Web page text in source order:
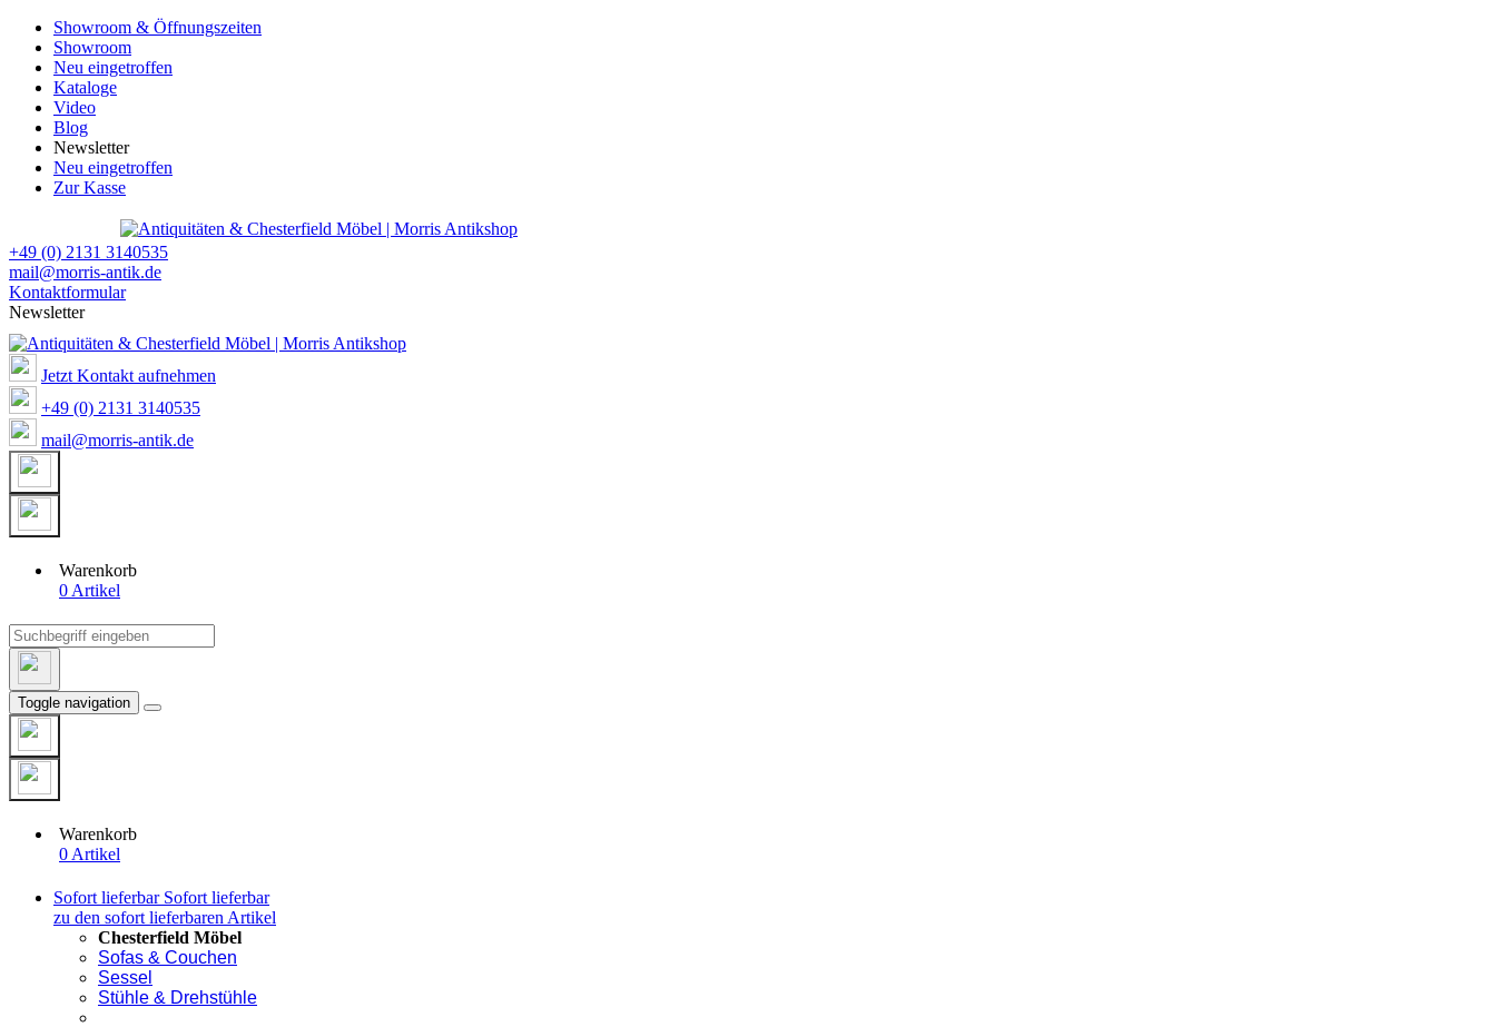
Showroom & Öffnungszeiten
Showroom
Neu eingetroffen
Kataloge
Video
Blog
Newsletter
Neu eingetroffen
Zur Kasse
+49 (0) 2131 3140535
mail@morris-antik.de
Kontaktformular
Newsletter
Jetzt Kontakt aufnehmen
+49 (0) 2131 3140535
mail@morris-antik.de
Warenkorb
0 Artikel
Toggle navigation
Warenkorb
0 Artikel
Sofort lieferbar Sofort lieferbar
zu den sofort lieferbaren Artikel
Chesterfield Möbel
Sofas & Couchen
Sessel
Stühle & Drehstühle